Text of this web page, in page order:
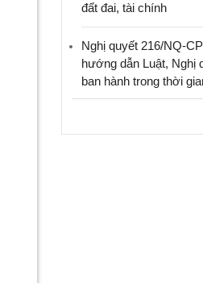
đất đai, tài chính
Nghị quyết 216/NQ-
hướng dẫn Luật, Nghị
ban hành trong thời